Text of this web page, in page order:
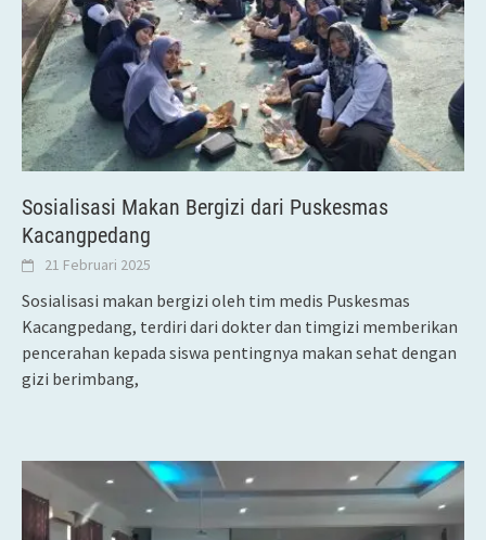
Sosialisasi Makan Bergizi dari Puskesmas
Kacangpedang
21 Februari 2025
Sosialisasi makan bergizi oleh tim medis Puskesmas
Kacangpedang, terdiri dari dokter dan timgizi memberikan
pencerahan kepada siswa pentingnya makan sehat dengan
gizi berimbang,